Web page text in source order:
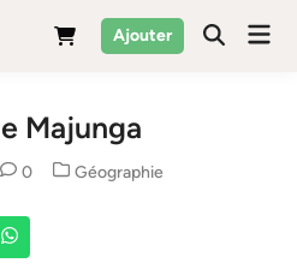
Ajouter
Majunga
0
Posted
Géographie